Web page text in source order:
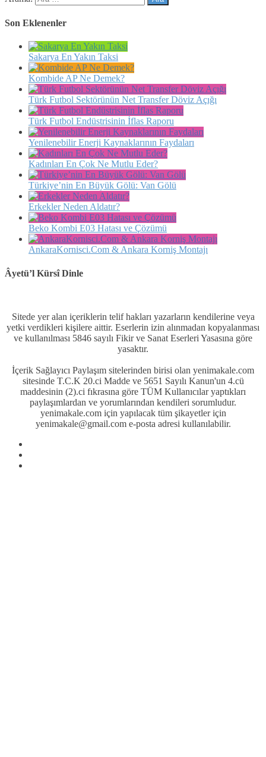
Son Eklenenler
Sakarya En Yakın Taksi
Kombide AP Ne Demek?
Türk Futbol Sektörünün Net Transfer Döviz Açığı
Türk Futbol Endüstrisinin İflas Raporu
Yenilenebilir Enerji Kaynaklarının Faydaları
Kadınları En Çok Ne Mutlu Eder?
Türkiye’nin En Büyük Gölü: Van Gölü
Erkekler Neden Aldatır?
Beko Kombi E03 Hatası ve Çözümü
AnkaraKornisci.Com & Ankara Korniş Montajı
Âyetü’l Kürsî Dinle
Sitede yer alan içeriklerin telif hakları yazarların kendilerine veya
yetki verdikleri kişilere aittir. Eserlerin izin alınmadan kopyalanması
ve kullanılması 5846 sayılı Fikir ve Sanat Eserleri Yasasına göre
yasaktır.
İçerik Sağlayıcı Paylaşım sitelerinden birisi olan yenimakale.com
sitesinde T.C.K 20.ci Madde ve 5651 Sayılı Kanun'un 4.cü
maddesinin (2).ci fıkrasına göre TÜM Kullanıcılar yaptıkları
paylaşımlardan ve yorumlarından kendileri sorumludur.
yenimakale.com için yapılacak tüm şikayetler için
yenimakale@gmail.com e-posta adresi kullanılabilir.